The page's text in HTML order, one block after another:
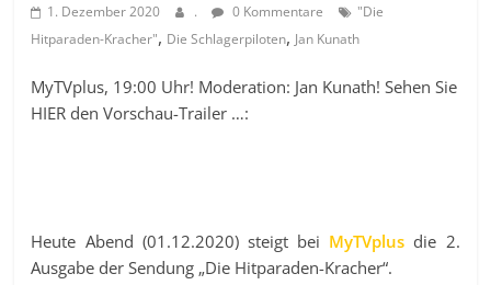
1. Dezember 2020 . 0 Kommentare
"Die
Hitparaden-Kracher", Die Schlagerpiloten, Jan Kunath
MyTVplus, 19:00 Uhr! Moderation: Jan Kunath! Sehen Sie
HIER den Vorschau-Trailer …:
Heute Abend (01.12.2020) steigt bei MyTVplus die 2.
Ausgabe der Sendung „Die Hitparaden-Kracher“.